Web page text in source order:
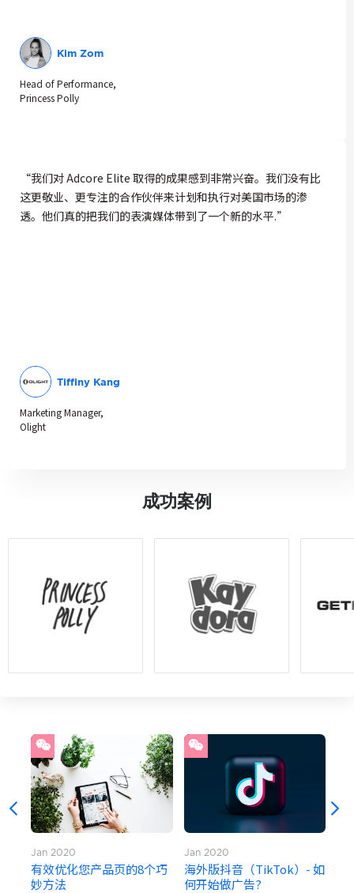
Kim Zom
Head of Performance,
Princess Polly
“我们对 Adcore Elite 取得的成果感到非常兴奋。我们没有比
这更敬业、更专注的合作伙伴来计划和执行对美国市场的渗
透。他们真的把我们的表演媒体带到了一个新的水平.”
Tiffiny Kang
Marketing Manager,
Olight
成功案例
Jan 2020
有效优化您产品页的8个巧
妙方法
Jan 2020
海外版抖音（TikTok）- 如
何开始做广告?